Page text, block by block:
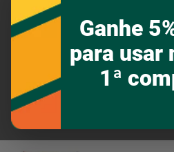
Ganhe
para usar
1ª
Tintas e acessórios